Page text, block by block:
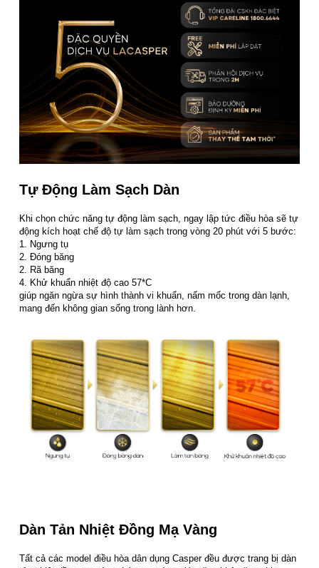
Tự Động Làm Sạch Dàn
Khi chọn chức năng tự động làm sạch, ngay lập tức điều hòa sẽ tự
động kích hoạt chế độ tự làm sạch trong vòng 20 phút với 5 bước:
1. Ngưng tụ
2. Đóng băng
2. Rã băng
4. Khử khuẩn nhiệt độ cao 57*C
giúp ngăn ngừa sự hình thành vi khuẩn, nấm mốc trong dàn lạnh,
mang đến không gian sống trong lành hơn.
Dàn Tản Nhiệt Đồng Mạ Vàng
Tất cả các model điều hòa dân dụng Casper đều được trang bị dàn